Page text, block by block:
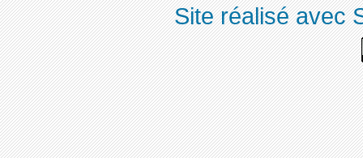
Site réalisé avec